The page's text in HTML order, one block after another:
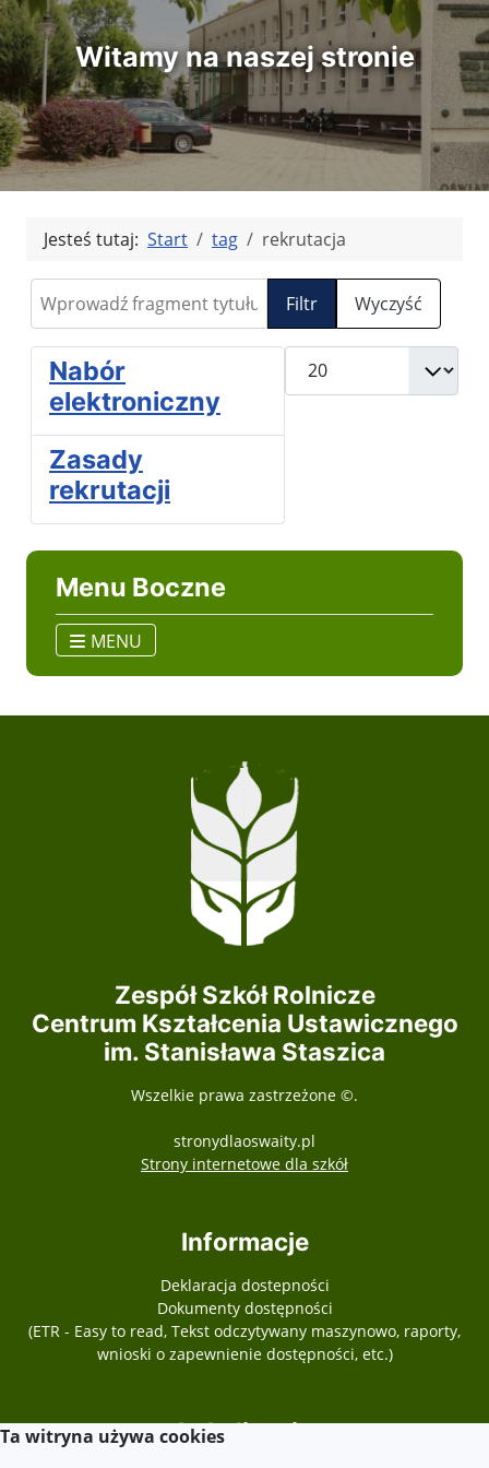
Witamy na naszej stronie
Jesteś tutaj: Start tag rekrutacja
Wprowadź fragment tytułu
Filtr Wyczyść
Pokaż #
Nabór
elektroniczny
Zasady
rekrutacji
Menu Boczne
MENU
Zespół Szkół Rolnicze
Centrum Kształcenia Ustawicznego
im. Stanisława Staszica
Wszelkie prawa zastrzeżone ©.
stronydlaoswaity.pl
Strony internetowe dla szkółotwiera się w
Informacje
Deklaracja dostepności
Dokumenty dostępności
(ETR - Easy to read, Tekst odczytywany maszynowo, raporty,
wnioski o zapewnienie dostępności, etc.)
Lokalizacja
Ta witryna używa cookies